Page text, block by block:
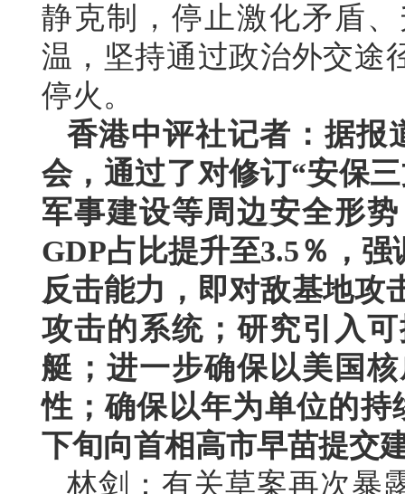
静克制，停止激化矛盾
温，坚持通过政治外交途
停火。
香港中评社记者：据报
会，通过了对修订“安保
军事建设等周边安全形
GDP占比提升至3.5％，
反击能力，即对敌基地攻
攻击的系统；研究引入
艇；进一步确保以美国
性；确保以年为单位的
下旬向首相高市早苗提交
林剑：有关草案再次暴